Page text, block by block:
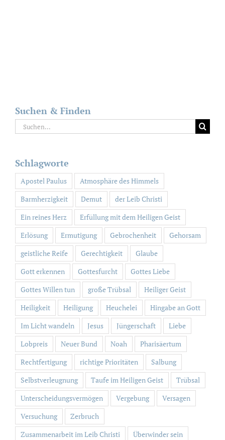
Suchen & Finden
Suche
nach:
Schlagworte
Apostel Paulus
Atmosphäre des Himmels
Barmherzigkeit
Demut
der Leib Christi
Ein reines Herz
Erfüllung mit dem Heiligen Geist
Erlösung
Ermutigung Gebrochenheit
Gehorsam
geistliche Reife
Gerechtigkeit
Glaube
Gott erkennen
Gottesfurcht
Gottes Liebe
Gottes Willen tun
große Trübsal
Heiliger Geist
Heiligkeit
Heiligung Heuchelei
Hingabe an Gott
Im Licht wandeln
Jesus Jüngerschaft
Liebe
Lobpreis
Neuer Bund Noah
Pharisäertum
Rechtfertigung
richtige Prioritäten
Salbung
Selbstverleugnung
Taufe im Heiligen Geist
Trübsal
Unterscheidungsvermögen
Vergebung
Versagen
Versuchung
Zerbruch
Zusammenarbeit im Leib Christi
Überwinder sein